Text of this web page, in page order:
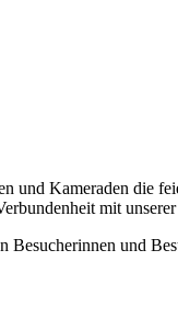
und Kameraden die
mit
und